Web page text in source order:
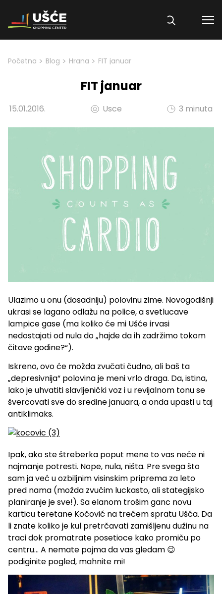
Skip to content
Početna > Blog > Hrana > FIT januar
FIT januar
15.01.2016. Usce 3 minuta
Ulazimo u onu (dosadniju) polovinu zime. Novogodišnji
ukrasi se lagano odlažu na police, a svetlucave
lampice gase (ma koliko će mi Ušće irvasi
nedostajati od nula do „hajde da ih zadržimo tokom
čitave godine?“).
Iskreno, ovo će možda zvučati čudno, ali baš ta
„depresivnija“ polovina je meni vrlo draga. Da, istina,
lako je uhvatiti slavljenički voz i u revijalnom tonu se
švercovati sve do sredine januara, a onda upasti u taj
antiklimaks.
Ipak, ako ste štreberka poput mene to vas neće ni
najmanje potresti. Nope, nula, ništa. Pre svega što
sam ja već u ozbiljnim visinskim priprema za leto
pred nama (možda zvučim luckasto, ali stategijsko
planiranje je sve!). Sa elanom trošim ganc novu
karticu teretane Kočović na trećem spratu Ušća. Da
li znate koliko je kul pretrčavati zamišljenu dužinu na
traci dok promatrate posetioce kako promiču po
centru… A nemate pojma da vas gledam 😉
podiginite pogled, mahnite mi!